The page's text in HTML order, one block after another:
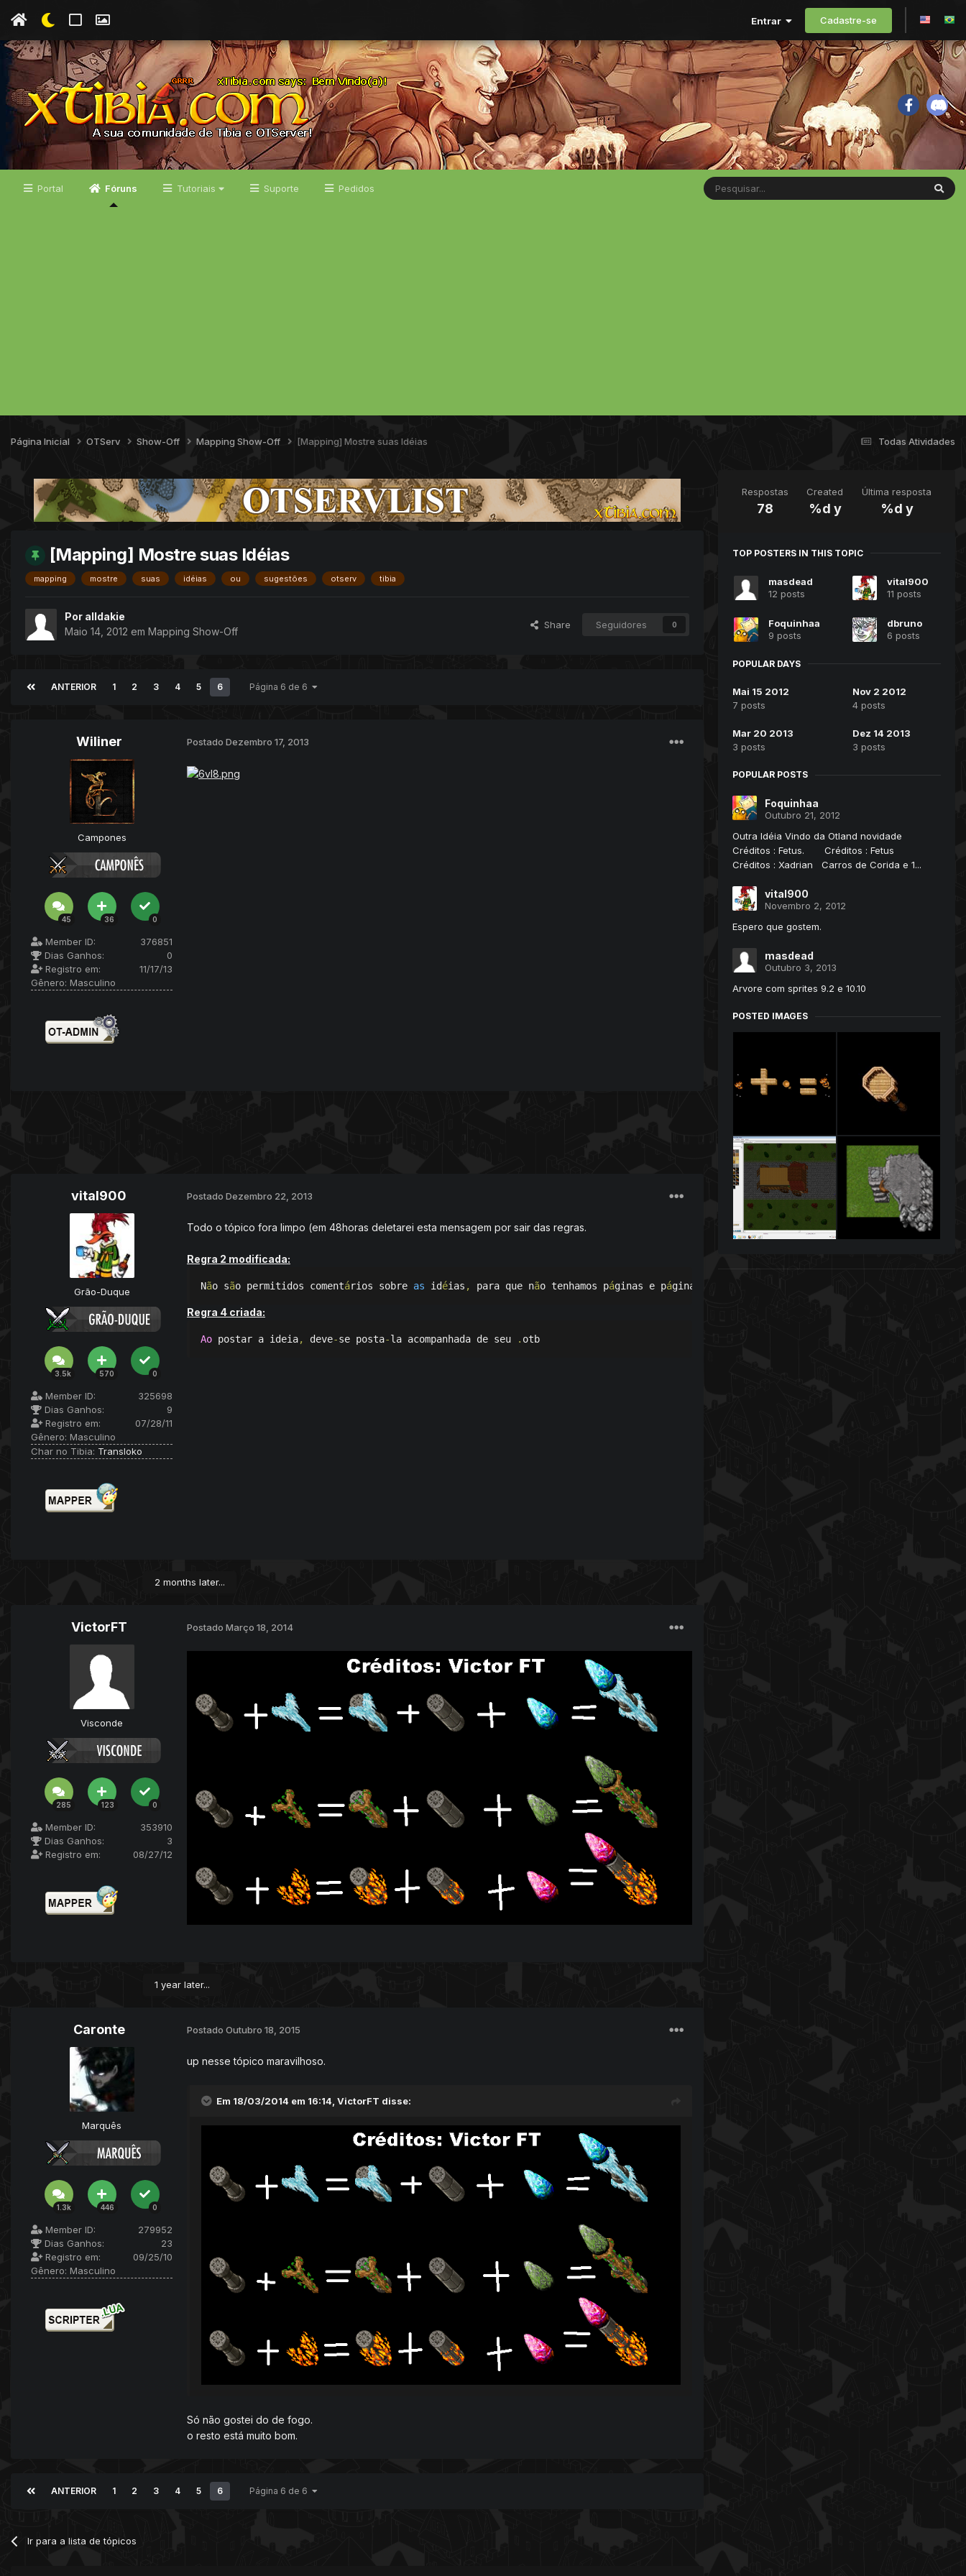
Entrar Cadastre-se
Portal Fóruns Tutoriais Suporte Pedidos
Todas Atividades
Página Inicial OTServ Show-Off Mapping Show-Off [Mapping] Mostre suas Idéias
[Mapping] Mostre suas Idéias
mapping mostre suas idéias ou sugestões otserv tibia
Por alldakie
Maio 14, 2012 em Mapping Show-Off
Share Seguidores 0
ANTERIOR 1 2 3 4 5 6 Página 6 de 6
Wiliner
Campones
45 36 0
Member ID:
376851
Dias Ganhos:
0
Registro em:
11/17/13
Gênero: Masculino
Postado Dezembro 17, 2013
vital900
Grão-Duque
3.5k 570 0
Member ID:
325698
Dias Ganhos:
9
Registro em:
07/28/11
Gênero: Masculino
Char no Tibia: Transloko
Postado Dezembro 22, 2013
Todo o tópico fora limpo (em 48horas deletarei esta mensagem por sair das regras.
Regra 2 modificada:
Não são permitidos comentários sobre as idéias , para que não tenhamos páginas e páginas perdidas por coment
Regra 4 criada:
Ao postar a ideia, deve-se posta-la acompanhada de seu . otb
2 months later...
VictorFT
Visconde
285 123 0
Member ID:
353910
Dias Ganhos:
3
Registro em:
08/27/12
Postado Março 18, 2014
1 year later...
Caronte
Marquês
1.3k 446 0
Member ID:
279952
Dias Ganhos:
23
Registro em:
09/25/10
Gênero: Masculino
Postado Outubro 18, 2015
up nesse tópico maravilhoso.
Em 18/03/2014 em 16:14, VictorFT disse:
Só não gostei do de fogo.
o resto está muito bom.
ANTERIOR 1 2 3 4 5 6 Página 6 de 6
Ir para a lista de tópicos
Respostas
78
Created
%d y
Última resposta
%d y
TOP POSTERS IN THIS TOPIC
masdead
12 posts
vital900
11 posts
Foquinhaa
9 posts
dbruno
6 posts
POPULAR DAYS
Mai 15 2012
7 posts
Nov 2 2012
4 posts
Mar 20 2013
3 posts
Dez 14 2013
3 posts
POPULAR POSTS
Foquinhaa
Outubro 21, 2012
Outra Idéia Vindo da Otland novidade
Créditos : Fetus. Créditos : Fetus
Créditos : Xadrian Carros de Corida e 1...
vital900
Novembro 2, 2012
Espero que gostem.
masdead
Outubro 3, 2013
Arvore com sprites 9.2 e 10.10
POSTED IMAGES